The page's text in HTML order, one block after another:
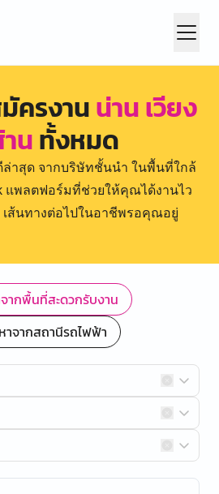
ครงานน่าน เวียง
นทั้งหมด
าสุด จากบริษัทชั้นนำ ในพื้นที่ใกล้
แพลตฟอร์มที่ช่วยให้คุณได้งานไว
เส้นทางต่อไปในอาชีพรอคุณอยู่
ากพื้นที่สะดวกรับงาน
าจากสถานีรถไฟฟ้า